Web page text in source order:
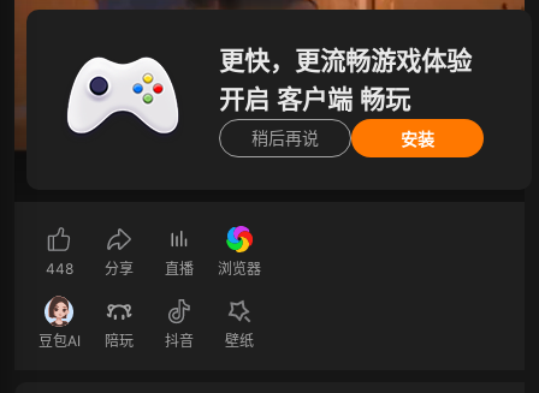
更快，更流畅游戏体验
开启 客户端 畅玩
稍后再说 安装
开始游戏
448 分享 直播 浏览器
豆包AI 陪玩 抖音 壁纸